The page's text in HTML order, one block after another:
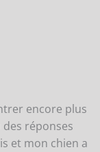
encore plus
réponses
et mon chien a